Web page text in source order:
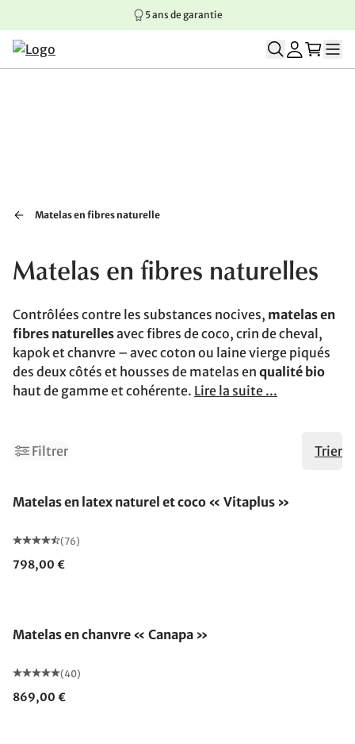
Aller au contenu principal
Aller à la navigation principale
Aller au pied de page
5 ans de garantie
Matelas en fibres naturelle
Matelas en fibres naturelles
Contrôlées contre les substances nocives, matelas en
fibres naturellesavec fibres de coco, crin de cheval,
kapok et chanvre – avec coton ou laine vierge piqués
des deux côtés et housses de matelas en qualité bio
haut de gamme et cohérente. Lire la suite ...
Filtrer Trier
Matelas en latex naturel et coco « Vitaplus »
(76)
798,00 €
Matelas en chanvre « Canapa »
(40)
869,00 €